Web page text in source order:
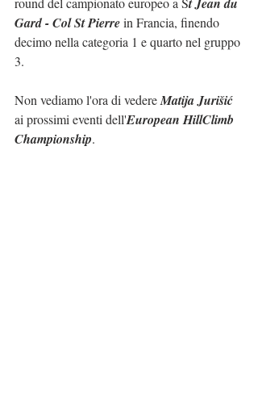
Gard - Col St Pierre in Francia, finendo
decimo nella categoria 1 e quarto nel gruppo
3.
Non vediamo l'ora di vedere Matija Jurišić
ai prossimi eventi dell'European HillClimb
Championship.